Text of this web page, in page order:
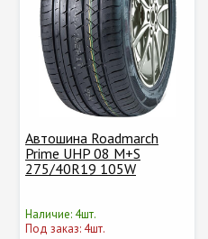
Автошина Roadmarch
Prime UHP 08 M+S
275/40R19 105W
Наличие: 4шт.
Под заказ: 4шт.